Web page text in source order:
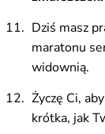
Dziś masz
maratonu
widownią.
Życzę Ci,
krótka, jak